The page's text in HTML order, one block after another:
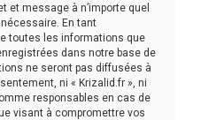
et message à n’importe quel
En tant
toutes les informations que
dans notre base de
ne seront pas diffusées à
ni « Krizalid.fr », ni
responsables en cas de
visant à compromettre vos